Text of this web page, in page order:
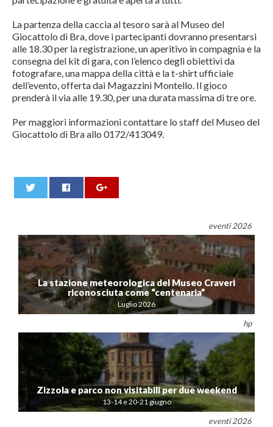
La partenza della caccia al tesoro sarà al Museo del
Giocattolo di Bra, dove i partecipanti dovranno presentarsi
alle 18.30 per la registrazione, un aperitivo in compagnia e la
consegna del kit di gara, con l’elenco degli obiettivi da
fotografare, una mappa della città e la t-shirt ufficiale
dell’evento, offerta dai Magazzini Montello. Il gioco
prenderà il via alle 19.30, per una durata massima di tre ore.
Per maggiori informazioni contattare lo staff del Museo del
Giocattolo di Bra allo 0172/413049.
eventi 2026
La stazione meteorologica del Museo Craveri
riconosciuta come “centenaria”
Luglio 2026
hp
Zizzola e parco non visitabili per due weekend
13-14 e 20-21 giugno
eventi 2026